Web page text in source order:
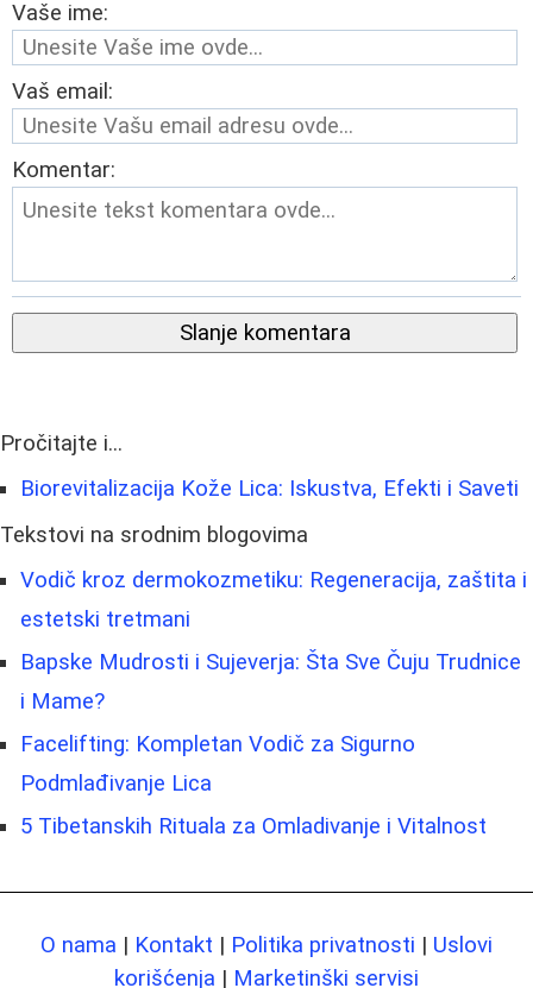
Vaše ime:
Vaš email:
Komentar:
Slanje komentara
Pročitajte i...
Biorevitalizacija Kože Lica: Iskustva, Efekti i Saveti
Tekstovi na srodnim blogovima
Vodič kroz dermokozmetiku: Regeneracija, zaštita i
estetski tretmani
Bapske Mudrosti i Sujeverja: Šta Sve Čuju Trudnice
i Mame?
Facelifting: Kompletan Vodič za Sigurno
Podmlađivanje Lica
5 Tibetanskih Rituala za Omladivanje i Vitalnost
O nama | Kontakt | Politika privatnosti | Uslovi
korišćenja | Marketinški servisi